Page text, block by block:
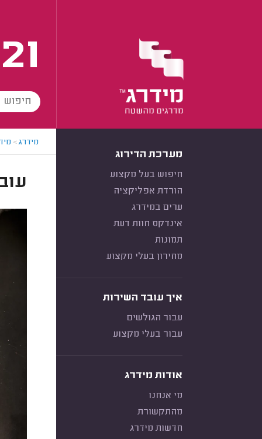
מערכת הדירוג
חיפוש בעל מקצוע
הורדת אפליקציה
ערים במידרג
אינדקס חוות דעת
תמונות
מחירון בעלי מקצוע
איך עובד השירות
עבור הגולשים
עבור בעלי מקצוע
אודות מידרג
מי אנחנו
מהתקשורת
חדשות מידרג
מידרג>